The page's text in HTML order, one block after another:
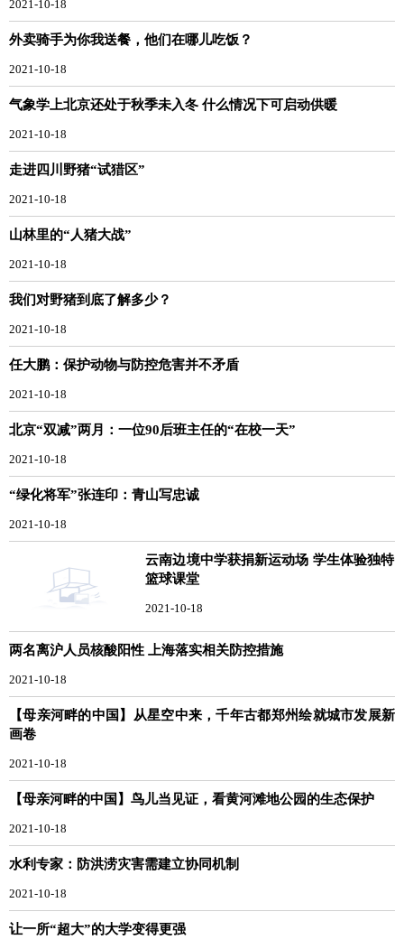
2021-10-18
外卖骑手为你我送餐，他们在哪儿吃饭？
2021-10-18
气象学上北京还处于秋季未入冬 什么情况下可启动供暖
2021-10-18
走进四川野猪“试猎区”
2021-10-18
山林里的“人猪大战”
2021-10-18
我们对野猪到底了解多少？
2021-10-18
任大鹏：保护动物与防控危害并不矛盾
2021-10-18
北京“双减”两月：一位90后班主任的“在校一天”
2021-10-18
“绿化将军”张连印：青山写忠诚
2021-10-18
云南边境中学获捐新运动场 学生体验独特
篮球课堂
2021-10-18
两名离沪人员核酸阳性 上海落实相关防控措施
2021-10-18
【母亲河畔的中国】从星空中来，千年古都郑州绘就城市发展新
画卷
2021-10-18
【母亲河畔的中国】鸟儿当见证，看黄河滩地公园的生态保护
2021-10-18
水利专家：防洪涝灾害需建立协同机制
2021-10-18
让一所“超大”的大学变得更强